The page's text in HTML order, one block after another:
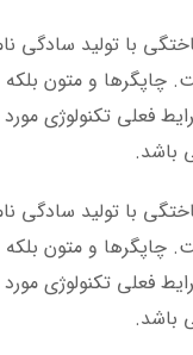
با تولید سادگی
چاپگرها و متون
فعلی تکنولوژی
باشد.
با تولید سادگی
چاپگرها و متون
فعلی تکنولوژی
باشد.